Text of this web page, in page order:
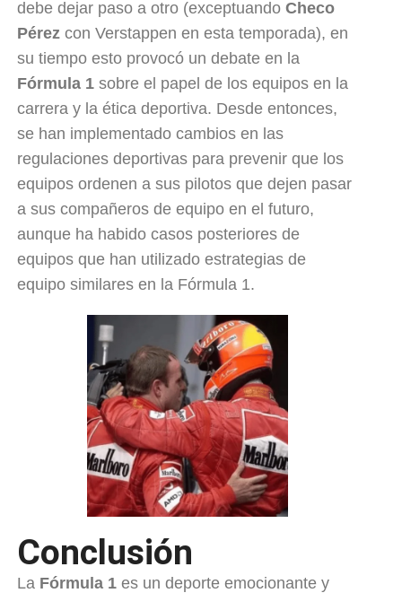
debe dejar paso a otro (exceptuando Checo
Pérez con Verstappen en esta temporada), en
su tiempo esto provocó un debate en la
Fórmula 1 sobre el papel de los equipos en la
carrera y la ética deportiva. Desde entonces,
se han implementado cambios en las
regulaciones deportivas para prevenir que los
equipos ordenen a sus pilotos que dejen pasar
a sus compañeros de equipo en el futuro,
aunque ha habido casos posteriores de
equipos que han utilizado estrategias de
equipo similares en la Fórmula 1.
Conclusión
La Fórmula 1 es un deporte emocionante y